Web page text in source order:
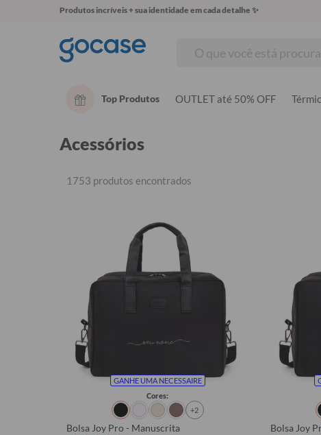
Produtos incríveis + sua identidade em cada detalhe ✨
Top Produtos OUTLET até 50% OFF
Acessórios
1753 produtos encontrados
GANHE UMA NECESSAIRE
Cores:
+2
Bolsa Joy Pro - Manuscrita
Bolsa Joy